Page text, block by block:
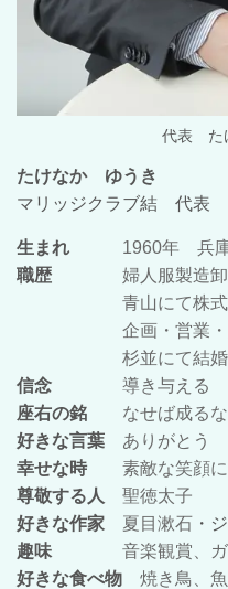
代表 た
たけなか ゆうき
マリッジクラブ結 代表
生まれ
1960年 兵庫
職歴 婦人服製造
青山にて株式会社
企画・営業・総務
杉並にて結婚相
信念 導き与える
座右の銘 なせば成る
好きな言葉 ありがとう
幸せな時 素敵な笑顔
尊敬する人 聖徳太子
好きな作家 夏目漱石 ・
趣味
音楽観賞、
好きな食べ物 焼き鳥、